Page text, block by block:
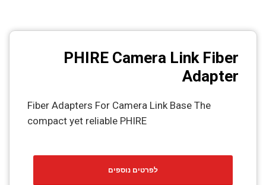
Professional Video Equipment
Visualizer
Fiber Optic
CCTV
PHIRE Camera Link Fiber
Adapter
Fiber Adapters For Camera Link Base The
compact yet reliable PHIRE
לפרטים נוספים